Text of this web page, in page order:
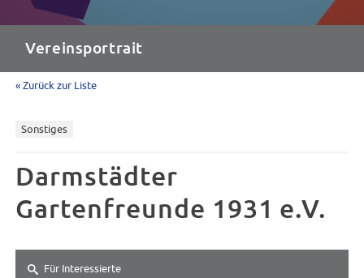
Vereinsportrait
« Zurück zur Liste
Sonstiges
Darmstädter
Gartenfreunde 1931 e.V.
Für Interessierte